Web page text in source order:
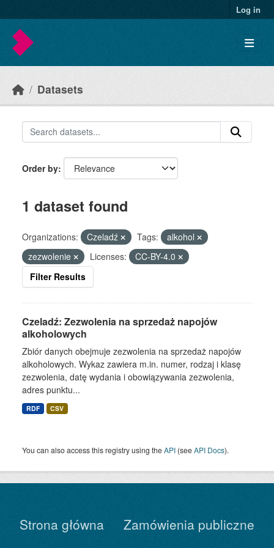
Log in
Datasets
Order by
1 dataset found
Organizations: Czeladź Tags:
alkohol
zezwolenie
Licenses:
CC-BY-4.0
Filter Results
Czeladź: Zezwolenia na sprzedaż napojów
alkoholowych
Zbiór danych obejmuje zezwolenia na sprzedaż napojów
alkoholowych. Wykaz zawiera m.in. numer, rodzaj i klasę
zezwolenia, datę wydania i obowiązywania zezwolenia,
adres punktu...
RDF CSV
You can also access this registry using theAPI (seeAPI Docs).
Strona główna
Zamówienia publiczne